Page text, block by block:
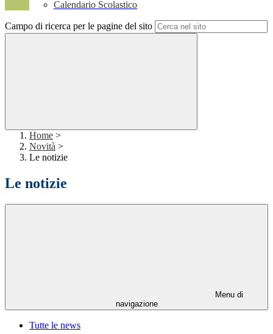
Calendario Scolastico
Campo di ricerca per le pagine del sito
Home >
Novità >
Le notizie
Le notizie
Menu di
navigazione
Tutte le news